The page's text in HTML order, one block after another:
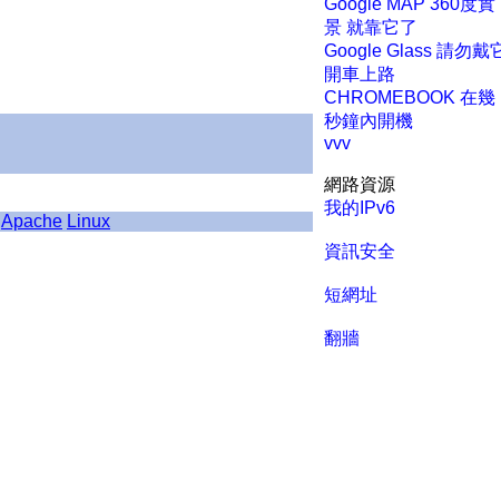
Apache Linux
Google MAP 360度實
景 就靠它了
Google Glass 請勿戴
開車上路
CHROMEBOOK 在幾
秒鐘內開機
vvv
網路資源
我的IPv6
資訊安全
短網址
翻牆